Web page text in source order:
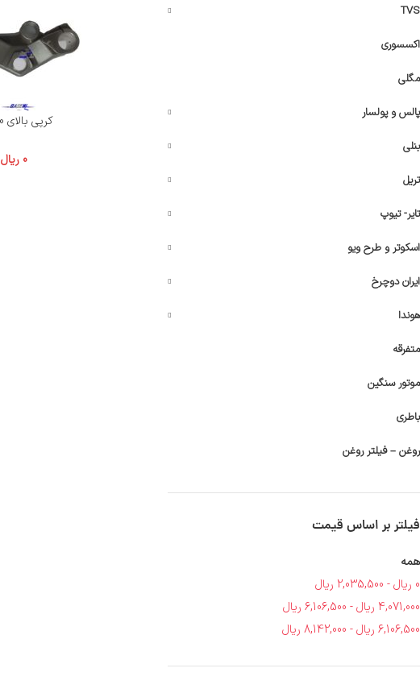
TVS
اکسسوری
مگلی
پالس و پولسار
بنلی
تریل
تایر- تیوپ
اسکوتر و طرح ویو
ایران دوچرخ
هوندا
متفرقه
موتور سنگین
باطری
روغن – فیلتر روغن
فیلتر بر اساس قیمت
همه
0 ریال-
2,035,500 ریال
4,071,000 ریال-
6,106,500 ریال
6,106,500 ریال-
8,142,000 ریال
کرپی بالای RS200
0 ریال